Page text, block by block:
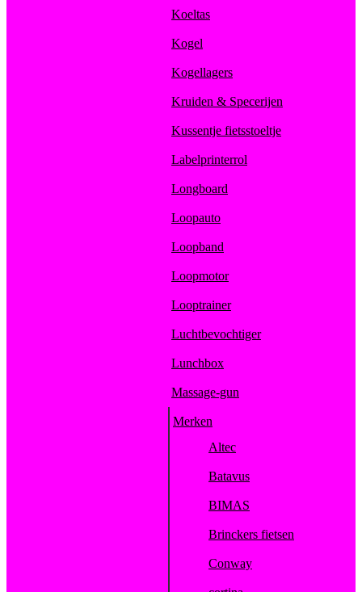
Koeltas
Kogel
Kogellagers
Kruiden & Specerijen
Kussentje fietsstoeltje
Labelprinterrol
Longboard
Loopauto
Loopband
Loopmotor
Looptrainer
Luchtbevochtiger
Lunchbox
Massage-gun
Merken
Altec
Batavus
BIMAS
Brinckers fietsen
Conway